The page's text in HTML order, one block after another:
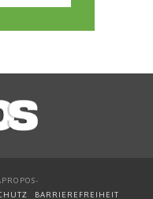
BARRIEREFREIHEIT